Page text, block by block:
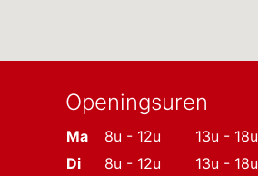
Openingsuren
Ma 8u - 12u
13u - 18u
Di
8u - 12u
13u - 18u